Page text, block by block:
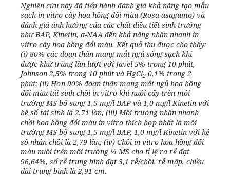
Nghiên cứu này đã tiến hành đánh giá khả năng tạo mẫu
sạch in vitro cây hoa hồng đổi màu (Rosa asagumo) và
đánh giá ảnh hưởng của các chất điều tiết sinh trưởng
như BAP, Kinetin, α-NAA đến khả năng nhân nhanh in
vitro cây hoa hồng đổi màu. Kết quả thu được cho thấy:
(i) 80% các đoạn thân mang mắt ngủ sống sạch khi
được khử trùng lần lượt với Javel 5% trong 10 phút,
Johnson 2,5% trong 10 phút và HgCl20,1% trong 2
phút; (ii) Hơn 90% đoạn thân mang mắt ngủ hoa hồng
đổi màu tái sinh chồi in vitro khi nuôi cấy trên môi
trường MS bổ sung 1,5 mg/l BAP và 1,0 mg/l Kinetin với
hệ số tái sinh là 2,71 lần; (iii) Môi trường nhân nhanh
chồi hoa hồng đổi màu in vitro thích hợp nhất là môi
trường MS bổ sung 1,5 mg/l BAP, 1,0 mg/l Kinetin với hệ
số nhân chồi là 2,79 lần; (iv) Chồi in vitro hoa hồng đổi
màu nuôi trên môi trường ¼ MS cho tỉ lệ ra rễ đạt
96,64%, số rễ trung bình đạt 3,1 rễ/chồi, rễ mập, chiều
dài trung bình là 2,91 cm.